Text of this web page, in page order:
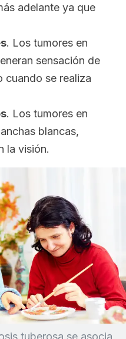
adelante ya que
. Los tumores en
sensación de
cuando se realiza
. Los tumores en
blancas,
la visión.
tuberosa se asocia